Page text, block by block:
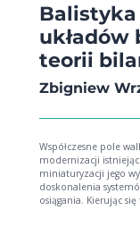
układów
teorii
Zbigniew
Współczesne pole
modernizacji
miniaturyzacji jego
doskonalenia
osiągania. Kierując